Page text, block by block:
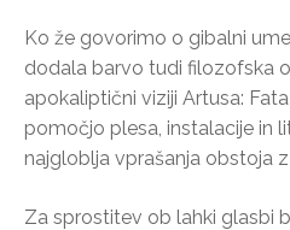
Ko že govorimo o gibalni
dodala barvo tudi filozofska
apokaliptični viziji Artusa:
pomočjo plesa, instalacije in
najgloblja vprašanja obstoja
Za sprostitev ob lahki glasbi